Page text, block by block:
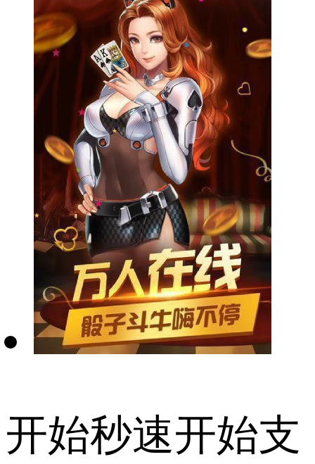
开始秒速开始支